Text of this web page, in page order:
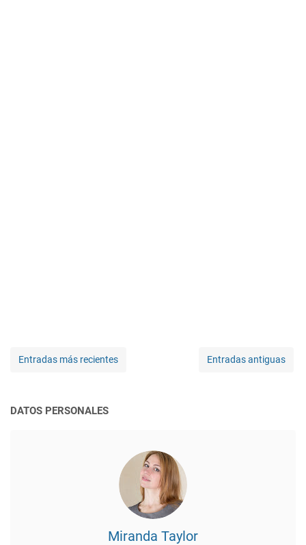
Entradas más recientes Entradas antiguas
DATOS PERSONALES
Miranda Taylor